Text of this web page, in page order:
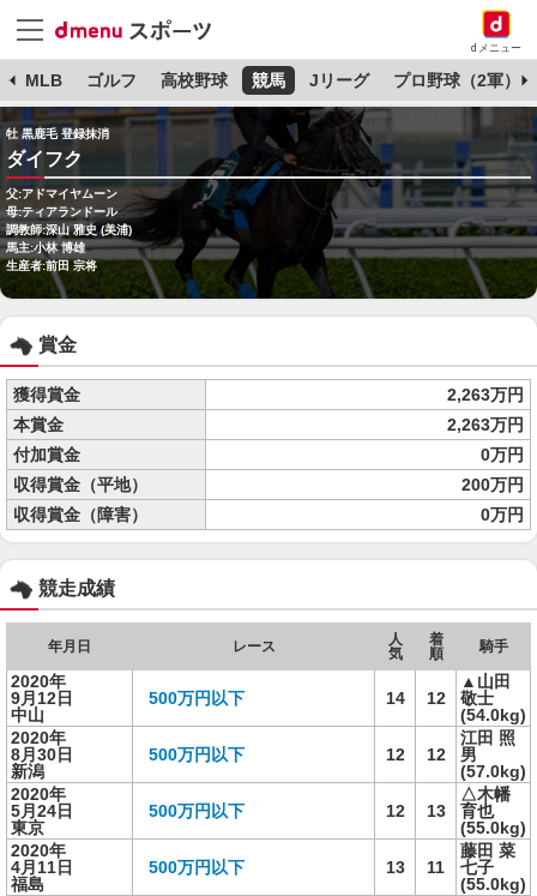
dメニュー
MLB ゴルフ 高校野球 競馬 Jリーグ プロ野球（2軍）
牡 黒鹿毛 登録抹消
ダイフク
父:アドマイヤムーン
母:ティアランドール
調教師:深山 雅史 (美浦)
馬主:小林 博雄
生産者:前田 宗将
賞金
獲得賞金
2,263万円
本賞金
2,263万円
付加賞金
0万円
収得賞金（平地）
200万円
収得賞金（障害）
0万円
競走成績
年月日 レース
人
気
着
順
騎手
2020年
9月12日
中山
500万円以下 14 12
▲山田
敬士
(54.0kg)
2020年
8月30日
新潟
500万円以下 12 12
江田 照
男
(57.0kg)
2020年
5月24日
東京
500万円以下 12 13
△木幡
育也
(55.0kg)
2020年
4月11日
福島
500万円以下 13 11
藤田 菜
七子
(55.0kg)